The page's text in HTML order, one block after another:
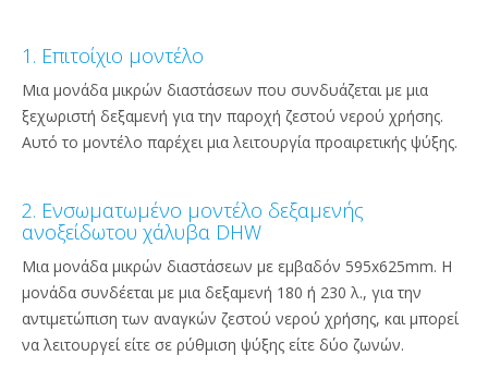
1. Επιτοίχιο μοντέλο
Μια μονάδα μικρών διαστάσεων που συνδυάζεται με μια
ξεχωριστή δεξαμενή για την παροχή ζεστού νερού χρήσης.
Αυτό το μοντέλο παρέχει μια λειτουργία προαιρετικής ψύξης.
2. Ενσωματωμένο μοντέλο δεξαμενής
ανοξείδωτου χάλυβα DHW
Μια μονάδα μικρών διαστάσεων με εμβαδόν 595x625mm. Η
μονάδα συνδέεται με μια δεξαμενή 180 ή 230 λ., για την
αντιμετώπιση των αναγκών ζεστού νερού χρήσης, και μπορεί
να λειτουργεί είτε σε ρύθμιση ψύξης είτε δύο ζωνών.